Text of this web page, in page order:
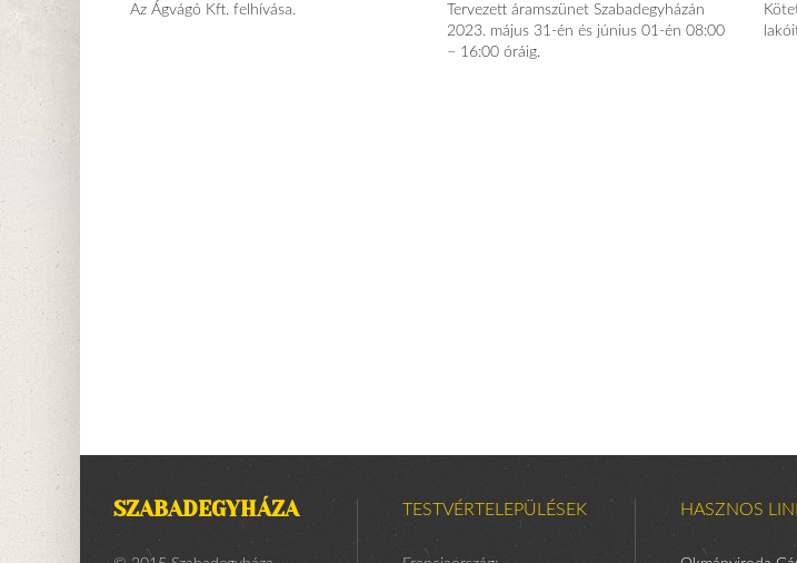
Az Ágvágó Kft. felhívása.
Tervezett áramszünet Szabadegyházán
2023. május 31-én és június 01-én 08:00
– 16:00 óráig.
SZABADEGYHÁZA TESTVÉRTELEPÜLÉSEK HASZNOS